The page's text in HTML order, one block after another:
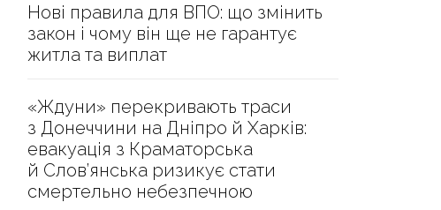
Нові правила для ВПО: що змінить
закон і чому він ще не гарантує
житла та виплат
«Ждуни» перекривають траси
з Донеччини на Дніпро й Харків:
евакуація з Краматорська
й Слов’янська ризикує стати
смертельно небезпечною